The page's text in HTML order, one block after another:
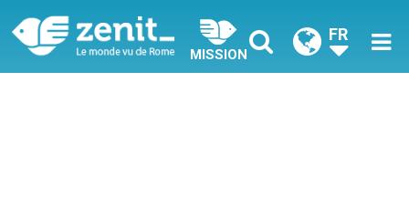
MISSION
FR